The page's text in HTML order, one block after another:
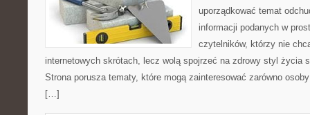
uporządkować temat
informacji podanych w
czytelników, którzy nie
internetowych skrótach, lecz wolą spojrzeć na zdrowy styl życia
Strona porusza tematy, które mogą zainteresować zarówno
[…]